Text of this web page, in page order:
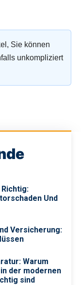
Sie können
unkompliziert
Und
Versicherung:
Warum
der modernen
sind